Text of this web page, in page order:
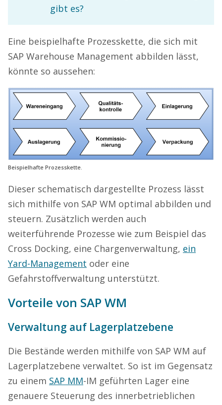
gibt es?
Eine beispielhafte Prozesskette, die sich mit
SAP Warehouse Management abbilden lässt,
könnte so aussehen:
Beispielhafte Prozesskette.
Dieser schematisch dargestellte Prozess lässt
sich mithilfe von SAP WM optimal abbilden und
steuern. Zusätzlich werden auch
weiterführende Prozesse wie zum Beispiel das
Cross Docking, eine Chargenverwaltung, ein
Yard-Management oder eine
Gefahrstoffverwaltung unterstützt.
Vorteile von SAP WM
Verwaltung auf Lagerplatzebene
Die Bestände werden mithilfe von SAP WM auf
Lagerplatzebene verwaltet. So ist im Gegensatz
zu einem SAP MM-IM geführten Lager eine
genauere Steuerung des innerbetrieblichen